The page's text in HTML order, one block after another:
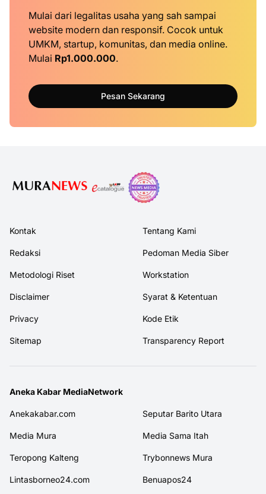
Mulai dari legalitas usaha yang sah sampai
website modern dan responsif. Cocok untuk
UMKM, startup, komunitas, dan media online.
Mulai Rp1.000.000.
Pesan Sekarang
Kontak Tentang Kami
Redaksi Pedoman Media Siber
Metodologi Riset Workstation
Disclaimer Syarat & Ketentuan
Privacy Kode Etik
Sitemap Transparency Report
Aneka Kabar MediaNetwork
Anekakabar.com Seputar Barito Utara
Media Mura Media Sama Itah
Teropong Kalteng Trybonnews Mura
Lintasborneo24.com Benuapos24